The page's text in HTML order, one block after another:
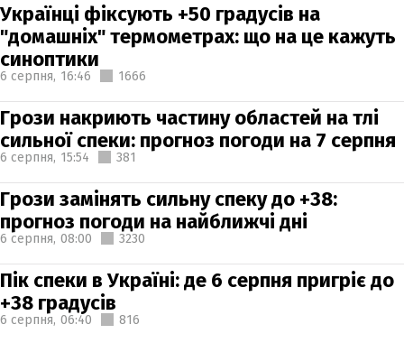
Українці фіксують +50 градусів на
"домашніх" термометрах: що на це кажуть
синоптики
6 серпня, 16:46 1666
Грози накриють частину областей на тлі
сильної спеки: прогноз погоди на 7 серпня
6 серпня, 15:54 381
Грози замінять сильну спеку до +38:
прогноз погоди на найближчі дні
6 серпня, 08:00 3230
Пік спеки в Україні: де 6 серпня пригріє до
+38 градусів
6 серпня, 06:40 816